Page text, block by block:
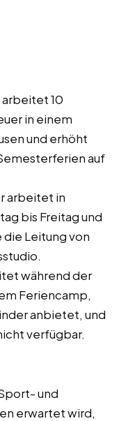
arbeitet 10
in einem
und erhöht
auf
arbeitet in
bis Freitag und
Leitung von
während der
Feriencamp,
anbietet, und
verfügbar.
und
erwartet wird,